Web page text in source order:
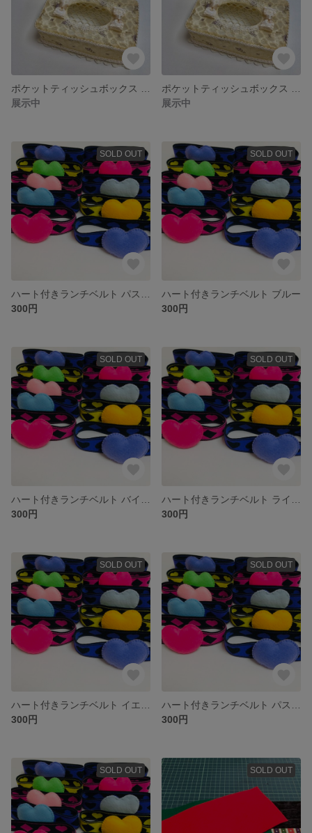
展示中
展示中
SOLD OUT
300円
SOLD OUT
ハート付きランチベルト ブルー
300円
SOLD OUT
300円
SOLD OUT
300円
SOLD OUT
300円
SOLD OUT
300円
SOLD OUT SOLD OUT